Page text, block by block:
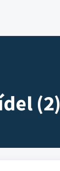
(2)